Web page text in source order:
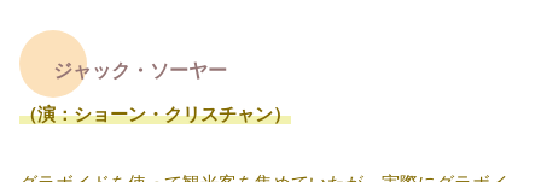
ジャック・ソーヤー
（演：ショーン・クリスチャン）